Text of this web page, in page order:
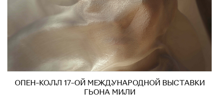
ОПЕН-КОЛЛ 17-ОЙ МЕЖДУНАРОДНОЙ ВЫСТАВКИ
ГЬОНА МИЛИ